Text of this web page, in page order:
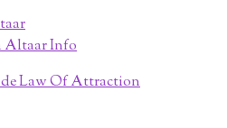
Altaar Info
de Law Of Attraction